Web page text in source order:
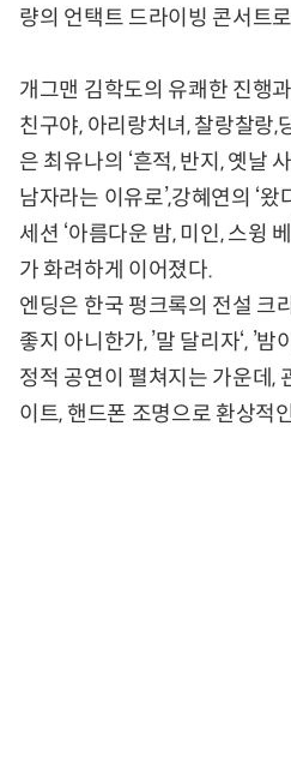
량의 언택트 드라이빙 콘서트
개그맨 김학도의 유쾌한 진행
친구야, 아리랑처녀, 찰랑찰랑,
은 최유나의 ‘흔적, 반지, 옛날
남자라는 이유로’,강혜연의 ‘왔
세션 ‘아름다운 밤, 미인, 스윙
가 화려하게 이어졌다.
엔딩은 한국 펑크록의 전설 크
좋지 아니한가, ’말 달리자‘, ’밤
정적 공연이 펼쳐지는 가운데,
이트, 핸드폰 조명으로 환상적